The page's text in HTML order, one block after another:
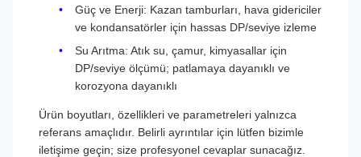
Güç ve Enerji: Kazan tamburları, hava gidericiler
ve kondansatörler için hassas DP/seviye izleme
Su Arıtma: Atık su, çamur, kimyasallar için
DP/seviye ölçümü; patlamaya dayanıklı ve
korozyona dayanıklı
Ürün boyutları, özellikleri ve parametreleri yalnızca
referans amaçlıdır. Belirli ayrıntılar için lütfen bizimle
iletişime geçin; size profesyonel cevaplar sunacağız.